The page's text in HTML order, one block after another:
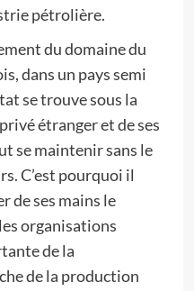
pétrolière.
du domaine du
dans un pays semi
se trouve sous la
étranger et de ses
se maintenir sans le
C’est pourquoi il
de ses mains le
organisations
de la
de la production